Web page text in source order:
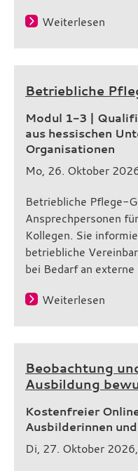
Weiterlesen
Betriebliche
Modul 1-3 |
aus hessischen
Organisationen
Mo, 26. Oktober
Betriebliche Pflege-
Ansprechpersonen
Kollegen. Sie
betriebliche
bei Bedarf an
Weiterlesen
Beobachtung
Ausbildung
Kostenfreier
Ausbilderinnen
Di, 27. Oktober